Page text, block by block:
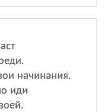
начинания.
иди